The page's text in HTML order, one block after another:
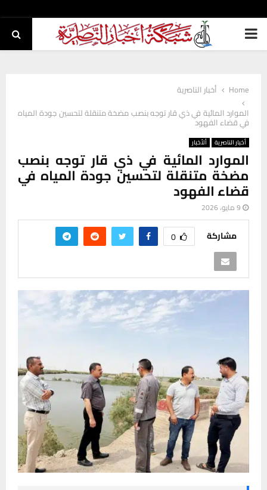
PRIMARY
Home
أخبار الناصرية
الموارد المائية في ذي قار توجه بنصب مضخة متنقلة لتحسين جودة المياه
في قضاء الفهود
أخبار الناصرية ألأخبار
الموارد المائية في ذي قار توجه بنصب
مضخة متنقلة لتحسين جودة المياه في
قضاء الفهود
9 مايو، 2026
مشاركة 0